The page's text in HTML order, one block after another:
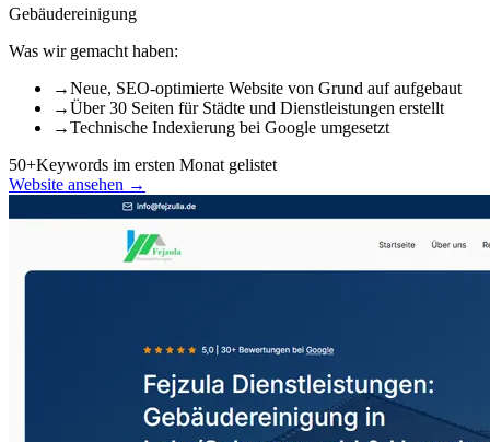
Gebäudereinigung
Was wir gemacht haben:
→Neue, SEO-optimierte Website von Grund auf aufgebaut
→Über 30 Seiten für Städte und Dienstleistungen erstellt
→Technische Indexierung bei Google umgesetzt
50+Keywords im ersten Monat gelistet
Website ansehen →